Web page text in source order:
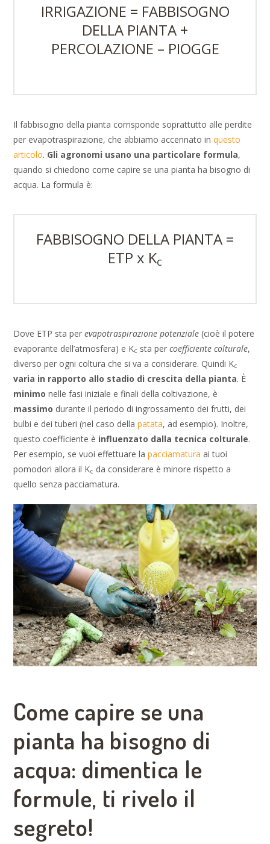
IRRIGAZIONE = FABBISOGNO
DELLA PIANTA +
PERCOLAZIONE – PIOGGE
Il fabbisogno della pianta corrisponde soprattutto alle perdite
per evapotraspirazione, che abbiamo accennato inquesto
articolo. Gli agronomi usano una particolare formula,
quando si chiedono come capire se una pianta ha bisogno di
acqua. La formula è:
FABBISOGNO DELLA PIANTA =
ETP x Kc
Dove ETP sta perevapotraspirazione potenziale (cioè il potere
evaporante dell’atmosfera) e Kc sta percoefficiente colturale,
diverso per ogni coltura che si va a considerare. Quindi Kc
varia in rapporto allo stadio di crescita della pianta. È
minimo nelle fasi iniziale e finali della coltivazione, è
massimo durante il periodo di ingrossamento dei frutti, dei
bulbi e dei tuberi (nel caso dellapatata, ad esempio). Inoltre,
questo coefficiente è influenzato dalla tecnica colturale.
Per esempio, se vuoi effettuare lapacciamatura ai tuoi
pomodori allora il Kc da considerare è minore rispetto a
quello senza pacciamatura.
Come capire se una
pianta ha bisogno di
acqua: dimentica le
formule, ti rivelo il
segreto!